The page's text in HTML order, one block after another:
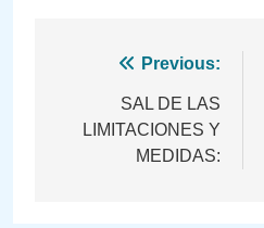
Navegación
entradas
Previous:
SAL DE LAS
LIMITACIONES Y
MEDIDAS: